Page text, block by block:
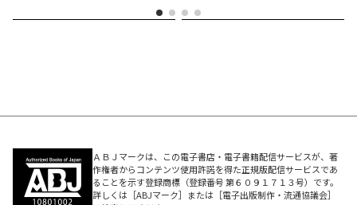
ＡＢＪマークは、この電子書店・電子書籍配信サービスが、著
作権者からコンテンツ使用許諾を得た正規版配信サービスであ
ることを示す登録商標（登録番号 第６０９１７１３号）です。
詳しくは［ABJマーク］または［電子出版制作・流通協議会］